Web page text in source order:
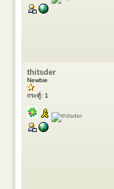
thitsder
Newbie
กระทู้: 1